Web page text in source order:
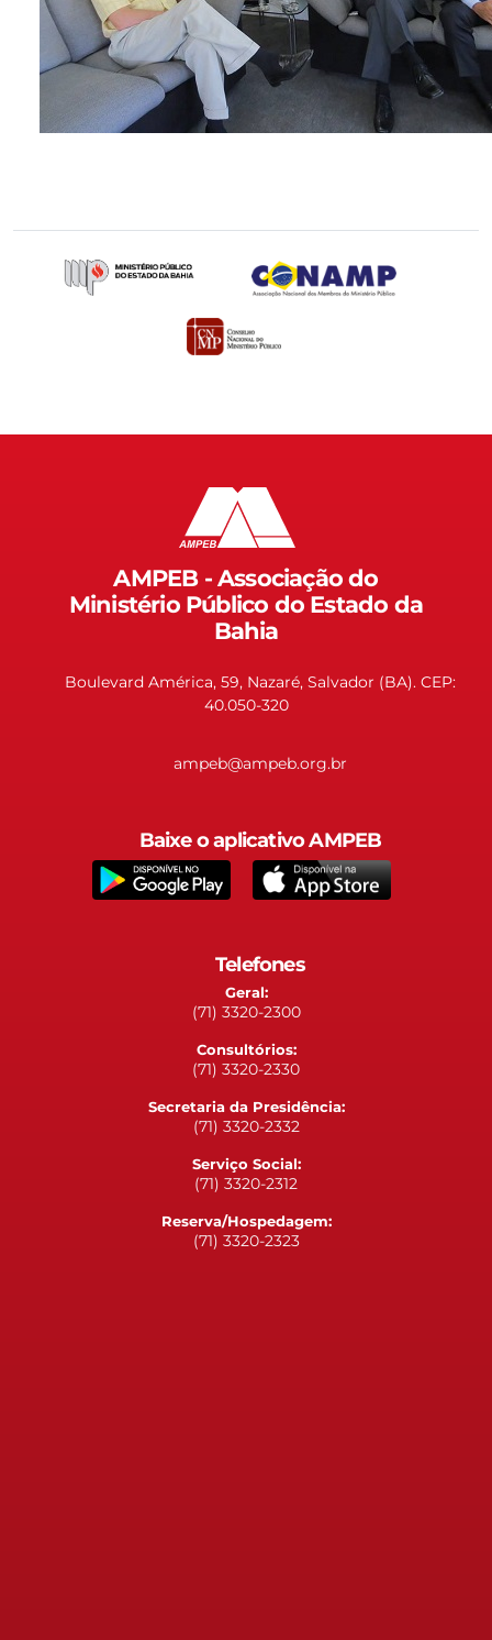
AMPEB - Associação do
Ministério Público do Estado da
Bahia
Boulevard América, 59, Nazaré, Salvador (BA). CEP:
40.050-320
ampeb@ampeb.org.br
Baixe o aplicativo AMPEB
Telefones
Geral:
(71) 3320-2300
Consultórios:
(71) 3320-2330
Secretaria da Presidência:
(71) 3320-2332
Serviço Social:
(71) 3320-2312
Reserva/Hospedagem:
(71) 3320-2323